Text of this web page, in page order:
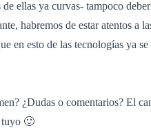
ellas ya curvas- tampoco
habremos de estar atentos a
en esto de las tecnologías ya se
¿Dudas o comentarios? El
tuyo 🙂